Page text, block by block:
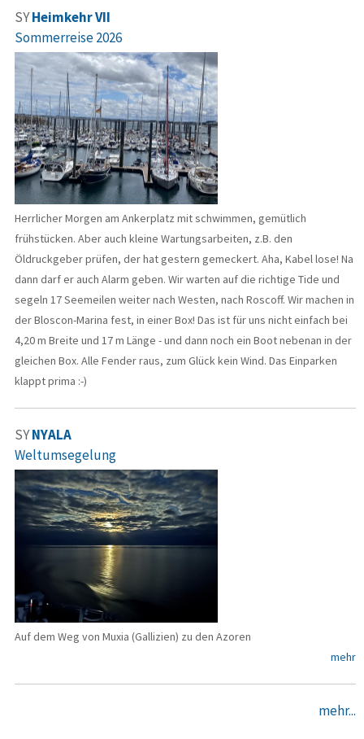
SYHeimkehr VII
Sommerreise 2026
Herrlicher Morgen am Ankerplatz mit schwimmen, gemütlich
frühstücken. Aber auch kleine Wartungsarbeiten, z.B. den
Öldruckgeber prüfen, der hat gestern gemeckert. Aha, Kabel lose! Na
dann darf er auch Alarm geben. Wir warten auf die richtige Tide und
segeln 17 Seemeilen weiter nach Westen, nach Roscoff. Wir machen in
der Bloscon-Marina fest, in einer Box! Das ist für uns nicht einfach bei
4,20 m Breite und 17 m Länge - und dann noch ein Boot nebenan in der
gleichen Box. Alle Fender raus, zum Glück kein Wind. Das Einparken
klappt prima :-)
SYNYALA
Weltumsegelung
Auf dem Weg von Muxia (Gallizien) zu den Azoren
mehr
mehr...